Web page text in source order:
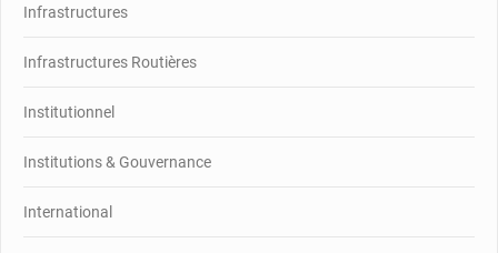
Infrastructures
Infrastructures Routières
Institutionnel
Institutions & Gouvernance
International